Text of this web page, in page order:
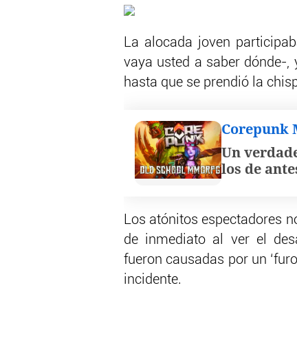
La alocada joven
vaya usted a saber dónde-
hasta que se prendió la
Corepunk
Un
los de
Los atónitos espectadores
de inmediato al ver el
fueron causadas por un
incidente.